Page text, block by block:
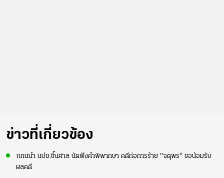
ข่าวที่เกี่ยวข้อง
แกนนำ นปช.ขึ้นศาล นัดฟังคำพิพากษา คดีก่อการร้าย "จตุพร" ขอน้อมรับ
ผลคดี